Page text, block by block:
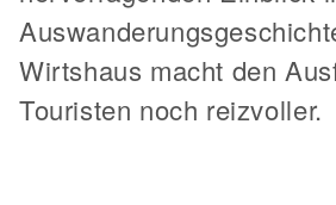
Wirtshaus macht den
Touristen noch reizvoller.